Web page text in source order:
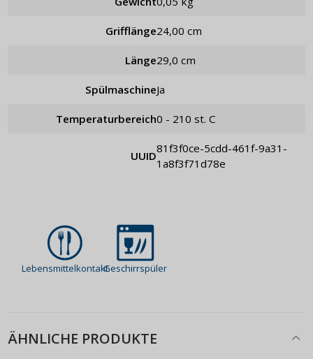
Grifflänge 24,00 cm
Länge 29,0 cm
Spülmaschine Ja
Temperaturbereich 0 - 210 st. C
UUID
81f3f0ce-5cdd-461f-9a31-
1a8f3f71d78e
LebensmittelkontaktGeschirrspüler
ÄHNLICHE PRODUKTE